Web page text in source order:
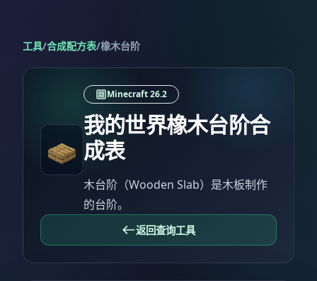
工具/合成配方表/橡木台阶
Minecraft 26.2
我的世界橡木台阶合
成表
木台阶（Wooden Slab）是木板制作
的台阶。
返回查询工具